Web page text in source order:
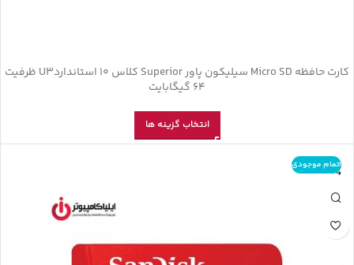
کارت حافظه‌ Micro SD سیلیکون پاور Superior کلاس 10 استانداردU3 ظرفیت
64 گیگابایت
انتخاب گزینه ها
اتمام موجودی